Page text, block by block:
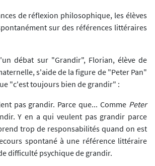
de réflexion philosophique, les élèves
sur des références littéraires
débat sur "Grandir", Florian, élève de
s'aide de la figure de "Peter Pan"
"c'est toujours bien de grandir" :
pas grandir. Parce que... Comme Peter
Y en a qui veulent pas grandir parce
trop de responsabilités quand on est
spontané à une référence littéraire
difficulté psychique de grandir.